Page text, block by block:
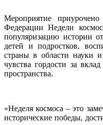
Мероприятие
Федерации Недели
популяризацию истории
детей и подростков,
страны в области науки
чувства гордости за
пространства.
«Неделя космоса – это
исторические победы,